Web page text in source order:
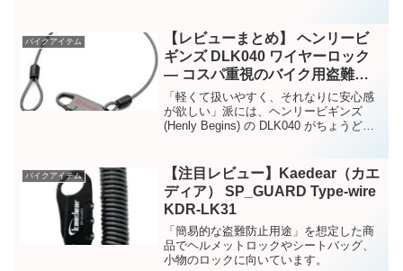
バイクアイテム
【レビューまとめ】 ヘンリービ
ギンズ DLK040 ワイヤーロック
— コスパ重視のバイク用盗難抑
止ギア
「軽くて扱いやすく、それなりに安心感
が欲しい」派には、ヘンリービギンズ
(Henly Begins) の DLK040 がちょうどい
バイクアイテム
【注目レビュー】Kaedear（カエ
ディア） SP_GUARD Type-wire
KDR-LK31
「簡易的な盗難防止用途」を想定した商
品でヘルメットロックやシートバッグ、
小物のロックに向いています。